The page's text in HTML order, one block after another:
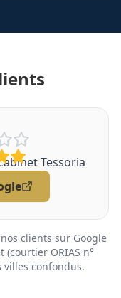
Tessoria
clients sur Google
ORIAS n°
villes confondus.